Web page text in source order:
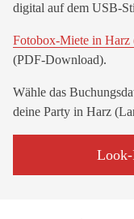
digital auf dem USB-
Fotobox-Miete in Harz
(PDF-Download).
Wähle das
deine Party in Harz
Look-